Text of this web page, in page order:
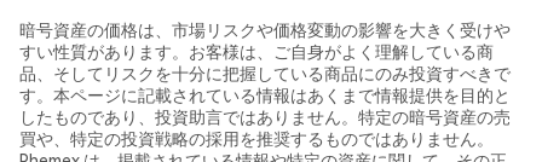
暗号資産の価格は、市場リスクや価格変動の影響を大きく受けや
すい性質があります。お客様は、ご自身がよく理解している商
品、そしてリスクを十分に把握している商品にのみ投資すべきで
す。本ページに記載されている情報はあくまで情報提供を目的と
したものであり、投資助言ではありません。特定の暗号資産の売
買や、特定の投資戦略の採用を推奨するものではありません。